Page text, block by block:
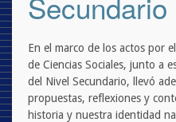
En el marco de los actos por
de Ciencias Sociales, junto a
del Nivel Secundario, llevó
propuestas, reflexiones y
historia y nuestra identidad